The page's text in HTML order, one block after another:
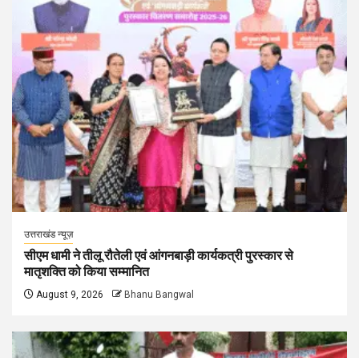
उत्तराखंड न्यूज़
सीएम धामी ने तीलू रौतेली एवं आंगनबाड़ी कार्यकत्री पुरस्कार से
मातृशक्ति को किया सम्मानित
August 9, 2026 Bhanu Bangwal